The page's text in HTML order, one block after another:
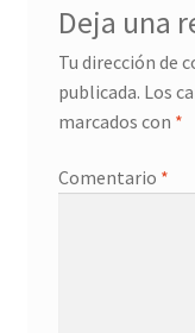
Deja una
Tu dirección de
publicada. Los
marcados con *
Comentario *